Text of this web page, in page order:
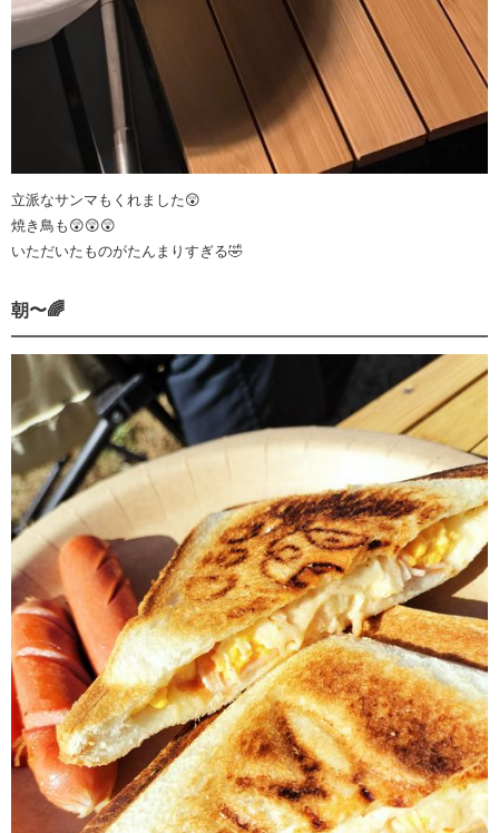
立派なサンマもくれました😲
焼き鳥も😲😲😲
いただいたものがたんまりすぎる🤣
朝〜🌈